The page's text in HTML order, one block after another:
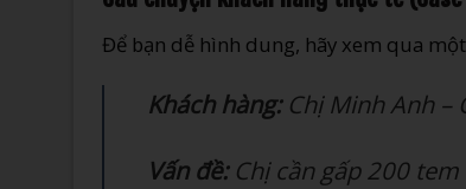
Để bạn dễ hình dung, hãy xem qua
Khách hàng:Chị Minh Anh –
Vấn đề:Chị cần gấp 200 tem